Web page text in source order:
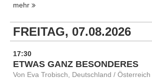
mehr
FREITAG, 07.08.2026
17:30
ETWAS GANZ BESONDERES
Von Eva Trobisch, Deutschland /